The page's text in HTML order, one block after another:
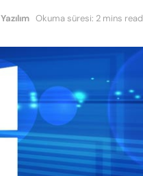
Yazılım Okuma süresi: 2 mins read